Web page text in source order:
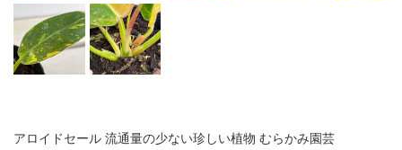
アロイドセール 流通量の少ない珍しい植物 むらかみ園芸